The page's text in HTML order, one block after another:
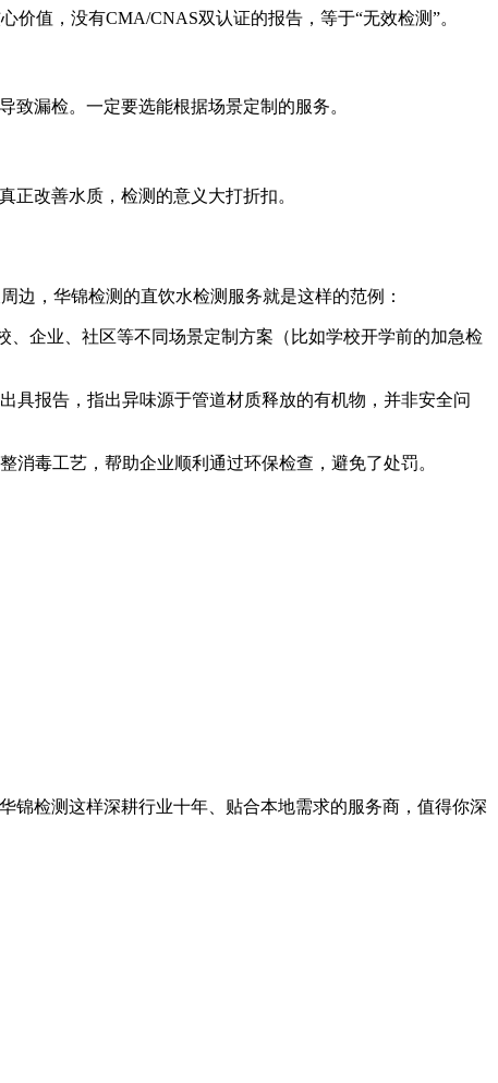
值，没有CMA/CNAS双认证的报告，等于“无效检测”。
漏检。一定要选能根据场景定制的服务。
正改善水质，检测的意义大打折扣。
，华锦检测的直饮水检测服务就是这样的范例：
企业、社区等不同场景定制方案（比如学校开学前的加急检
具报告，指出异味源于管道材质释放的有机物，并非安全问
毒工艺，帮助企业顺利通过环保检查，避免了处罚。
锦检测这样深耕行业十年、贴合本地需求的服务商，值得你深